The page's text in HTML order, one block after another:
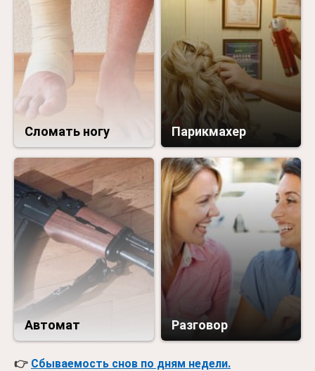
Сломать ногу Парикмахер
Автомат Разговор
👉 Сбываемость снов по дням недели.